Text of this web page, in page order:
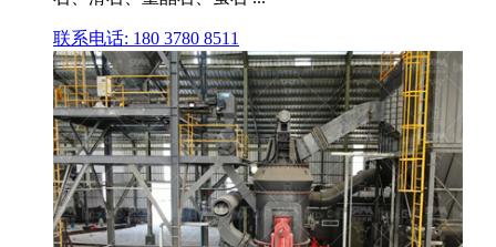
联系电话: 180 3780 8511